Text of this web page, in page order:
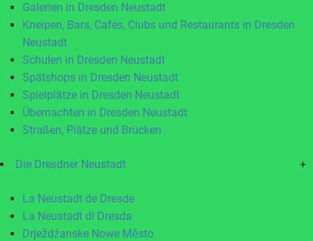
Galerien in Dresden Neustadt
Kneipen, Bars, Cafés, Clubs und Restaurants in Dresden
Neustadt
Schulen in Dresden Neustadt
Spätshops in Dresden Neustadt
Spielplätze in Dresden Neustadt
Übernachten in Dresden Neustadt
Straßen, Plätze und Brücken
Die Dresdner Neustadt +
La Neustadt de Dresde
La Neustadt di Dresda
Drježdźanske Nowe Město